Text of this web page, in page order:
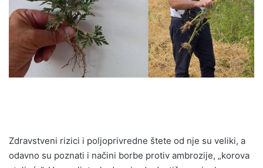
m
a
i
l
Zdravstveni rizici i poljoprivredne štete od nje su veliki, a
odavno su poznati i načini borbe protiv ambrozije, „korova